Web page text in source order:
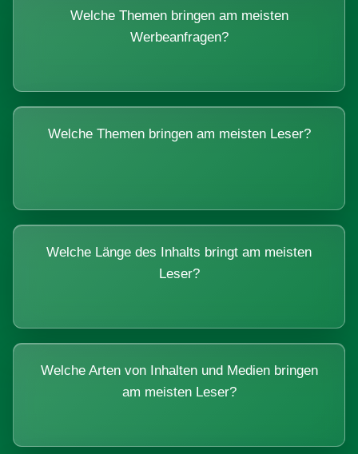
Welche Themen bringen am meisten
Werbeanfragen?
Welche Themen bringen am meisten Leser?
Welche Länge des Inhalts bringt am meisten
Leser?
Welche Arten von Inhalten und Medien bringen
am meisten Leser?